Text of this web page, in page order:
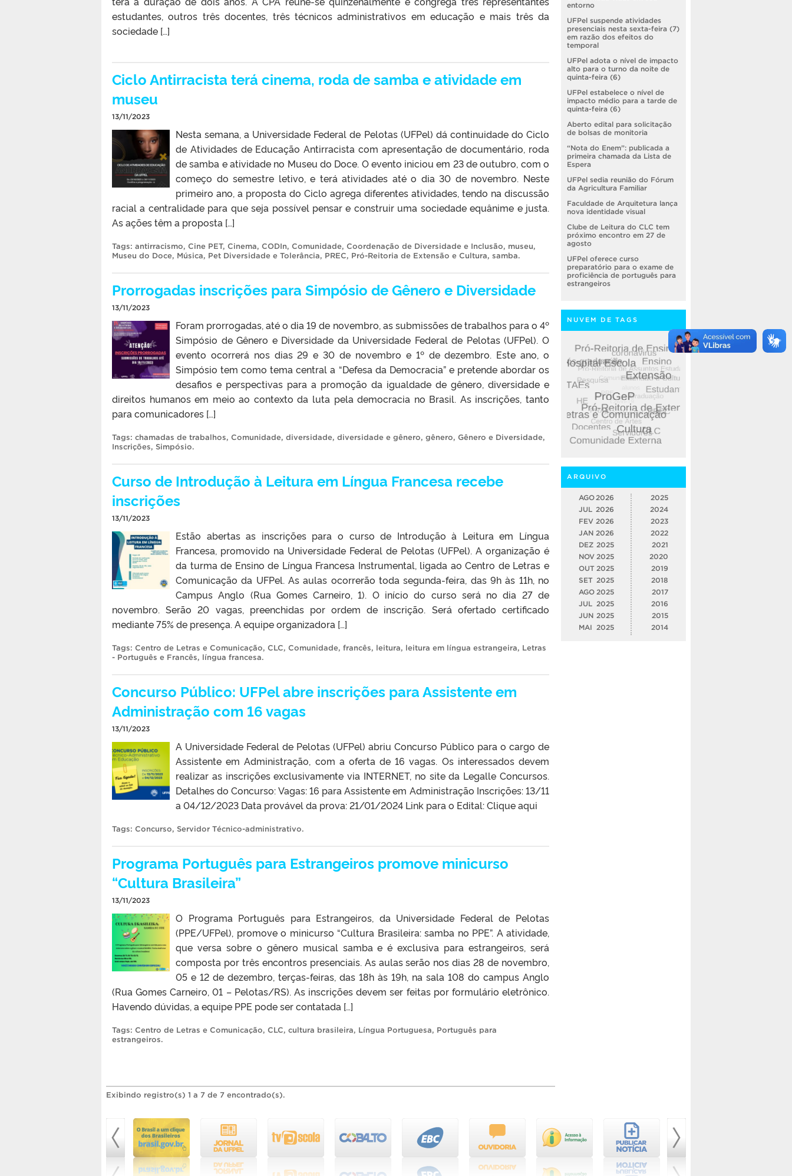
estudantes, outros três docentes, três técnicos administrativos em educação e mais três da
sociedade […]
Ciclo Antirracista terá cinema, roda de samba e atividade em
museu
13/11/2023
Nesta semana, a Universidade Federal de Pelotas (UFPel) dá continuidade do Ciclo
de Atividades de Educação Antirracista com apresentação de documentário, roda
de samba e atividade no Museu do Doce. O evento iniciou em 23 de outubro, com o
começo do semestre letivo, e terá atividades até o dia 30 de novembro. Neste
primeiro ano, a proposta do Ciclo agrega diferentes atividades, tendo na discussão
racial a centralidade para que seja possível pensar e construir uma sociedade equânime e justa.
As ações têm a proposta […]
Tags: antirracismo, Cine PET, Cinema, CODIn, Comunidade, Coordenação de Diversidade e Inclusão, museu,
Museu do Doce, Música, Pet Diversidade e Tolerância, PREC, Pró-Reitoria de Extensão e Cultura, samba.
Prorrogadas inscrições para Simpósio de Gênero e Diversidade
13/11/2023
Foram prorrogadas, até o dia 19 de novembro, as submissões de trabalhos para o 4º
Simpósio de Gênero e Diversidade da Universidade Federal de Pelotas (UFPel). O
evento ocorrerá nos dias 29 e 30 de novembro e 1º de dezembro. Este ano, o
Simpósio tem como tema central a “Defesa da Democracia” e pretende abordar os
desafios e perspectivas para a promoção da igualdade de gênero, diversidade e
direitos humanos em meio ao contexto da luta pela democracia no Brasil. As inscrições, tanto
para comunicadores […]
Tags: chamadas de trabalhos, Comunidade, diversidade, diversidade e gênero, gênero, Gênero e Diversidade,
Inscrições, Simpósio.
Curso de Introdução à Leitura em Língua Francesa recebe
inscrições
13/11/2023
Estão abertas as inscrições para o curso de Introdução à Leitura em Língua
Francesa, promovido na Universidade Federal de Pelotas (UFPel). A organização é
da turma de Ensino de Língua Francesa Instrumental, ligada ao Centro de Letras e
Comunicação da UFPel. As aulas ocorrerão toda segunda-feira, das 9h às 11h, no
Campus Anglo (Rua Gomes Carneiro, 1). O início do curso será no dia 27 de
novembro. Serão 20 vagas, preenchidas por ordem de inscrição. Será ofertado certificado
mediante 75% de presença. A equipe organizadora […]
Tags: Centro de Letras e Comunicação, CLC, Comunidade, francês, leitura, leitura em língua estrangeira, Letras
- Português e Francês, língua francesa.
Concurso Público: UFPel abre inscrições para Assistente em
Administração com 16 vagas
13/11/2023
A Universidade Federal de Pelotas (UFPel) abriu Concurso Público para o cargo de
Assistente em Administração, com a oferta de 16 vagas. Os interessados devem
realizar as inscrições exclusivamente via INTERNET, no site da Legalle Concursos.
Detalhes do Concurso: Vagas: 16 para Assistente em Administração Inscrições: 13/11
a 04/12/2023 Data provável da prova: 21/01/2024 Link para o Edital: Clique aqui
Tags: Concurso, Servidor Técnico-administrativo.
Programa Português para Estrangeiros promove minicurso
“Cultura Brasileira”
13/11/2023
O Programa Português para Estrangeiros, da Universidade Federal de Pelotas
(PPE/UFPel), promove o minicurso “Cultura Brasileira: samba no PPE”. A atividade,
que versa sobre o gênero musical samba e é exclusiva para estrangeiros, será
composta por três encontros presenciais. As aulas serão nos dias 28 de novembro,
05 e 12 de dezembro, terças-feiras, das 18h às 19h, na sala 108 do campus Anglo
(Rua Gomes Carneiro, 01 – Pelotas/RS). As inscrições devem ser feitas por formulário eletrônico.
Havendo dúvidas, a equipe PPE pode ser contatada […]
Tags: Centro de Letras e Comunicação, CLC, cultura brasileira, Língua Portuguesa, Português para
estrangeiros.
Exibindo registro(s) 1 a 7 de 7 encontrado(s).
entorno
UFPel suspende atividades
presenciais nesta sexta-feira (7)
em razão dos efeitos do
temporal
UFPel adota o nível de impacto
alto para o turno da noite de
quinta-feira (6)
UFPel estabelece o nível de
impacto médio para a tarde de
quinta-feira (6)
Aberto edital para solicitação
de bolsas de monitoria
“Nota do Enem”: publicada a
primeira chamada da Lista de
Espera
UFPel sedia reunião do Fórum
da Agricultura Familiar
Faculdade de Arquitetura lança
nova identidade visual
Clube de Leitura do CLC tem
próximo encontro em 27 de
agosto
UFPel oferece curso
preparatório para o exame de
proficiência de português para
estrangeiros
NUVEM DE TAGS
ARQUIVO
AGO 2026
JUL 2026
FEV 2026
JAN 2026
DEZ 2025
NOV 2025
OUT 2025
SET 2025
AGO 2025
JUL
2025
JUN 2025
MAI
2025
2025
2024
2023
2022
2021
2020
2019
2018
2017
2016
2015
2014